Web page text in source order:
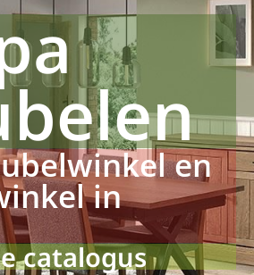
en
in
catalogus